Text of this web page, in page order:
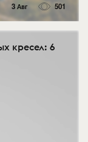
3 Авг 501
кресел: 6